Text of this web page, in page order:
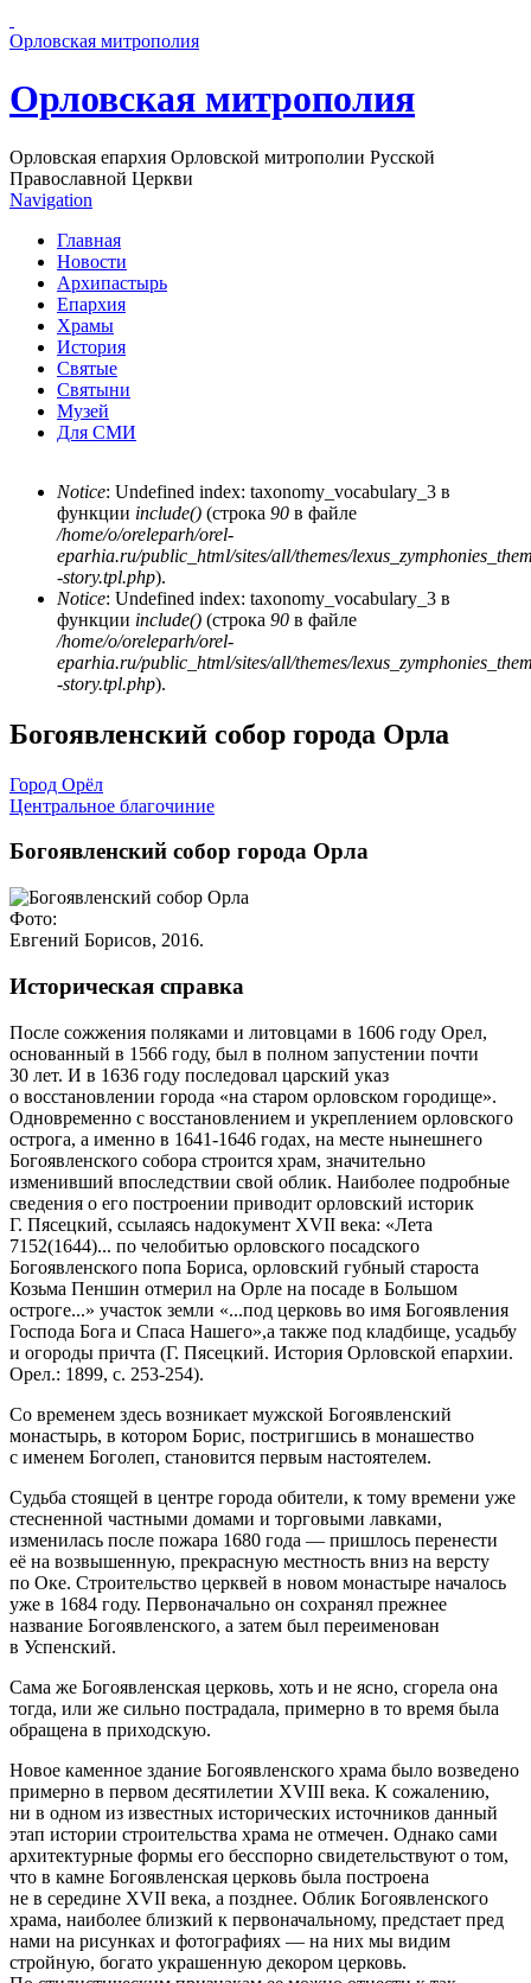
Орловская митрополия
Орловская митрополия
Орловская епархия Орловской митрополии Русской
Православной Церкви
Navigation
Главная
Новости
Архипастырь
Епархия
Храмы
История
Святые
Святыни
Музей
Для СМИ
Сообщение об ошибке
Notice: Undefined index: taxonomy_vocabulary_3 в
функции include() (строка 90 в файле
/home/o/oreleparh/orel-
eparhia.ru/public_html/sites/all/themes/
-story.tpl.php).
Notice: Undefined index: taxonomy_vocabulary_3 в
функции include() (строка 90 в файле
/home/o/oreleparh/orel-
eparhia.ru/public_html/sites/all/themes/
-story.tpl.php).
Богоявленский собор города Орла
Город Орёл
Центральное благочиние
Богоявленский собор города Орла
Фото:
Евгений Борисов, 2016.
Историческая справка
После сожжения поляками и литовцами в 1606 году Орел,
основанный в 1566 году, был в полном запустении почти
30 лет. И в 1636 году последовал царский указ
о восстановлении города «на старом орловском городище».
Одновременно с восстановлением и укреплением орловского
острога, а именно в 1641-1646 годах, на месте нынешнего
Богоявленского собора строится храм, значительно
изменивший впоследствии свой облик. Наиболее подробные
сведения о его построении приводит орловский историк
Г. Пясецкий, ссылаясь надокумент XVII века: «Лета
7152(1644)... по челобитью орловского посадского
Богоявленского попа Бориса, орловский губный староста
Козьма Пеншин отмерил на Орле на посаде в Большом
остроге...» участок земли «...под церковь во имя Богоявления
Господа Бога и Спаса Нашего»,а также под кладбище, усадьбу
и огороды причта (Г. Пясецкий. История Орловской епархии.
Орел.: 1899, с. 253-254).
Со временем здесь возникает мужской Богоявленский
монастырь, в котором Борис, постригшись в монашество
с именем Боголеп, становится первым настоятелем.
Судьба стоящей в центре города обители, к тому времени уже
стесненной частными домами и торговыми лавками,
изменилась после пожара 1680 года — пришлось перенести
её на возвышенную, прекрасную местность вниз на версту
по Оке. Строительство церквей в новом монастыре началось
уже в 1684 году. Первоначально он сохранял прежнее
название Богоявленского, а затем был переименован
в Успенский.
Сама же Богоявленская церковь, хоть и не ясно, сгорела она
тогда, или же сильно пострадала, примерно в то время была
обращена в приходскую.
Новое каменное здание Богоявленского храма было возведено
примерно в первом десятилетии XVIII века. К сожалению,
ни в одном из известных исторических источников данный
этап истории строительства храма не отмечен. Однако сами
архитектурные формы его бесспорно свидетельствуют о том,
что в камне Богоявленская церковь была построена
не в середине XVII века, а позднее. Облик Богоявленского
храма, наиболее близкий к первоначальному, предстает пред
нами на рисунках и фотографиях — на них мы видим
стройную, богато украшенную декором церковь.